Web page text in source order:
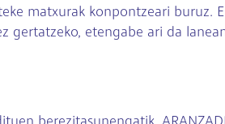
matxurak konpontzeari
etengabe ari da